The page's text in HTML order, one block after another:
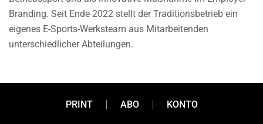
Branding. Seit Ende 2022 stellt der Traditionsbetrieb ein
eigenes E-Sports-Werksteam aus Mitarbeitenden
unterschiedlicher Abteilungen.
PRINT ABO KONTO